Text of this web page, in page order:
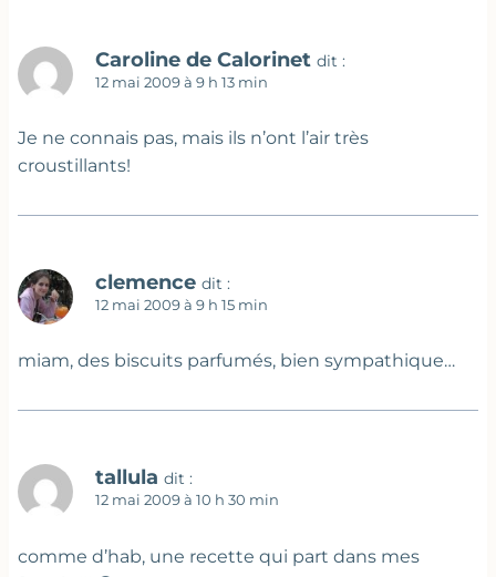
Caroline de Calorinet dit :
12 mai 2009 à 9 h 13 min
Je ne connais pas, mais ils n’ont l’air très
croustillants!
clemence dit :
12 mai 2009 à 9 h 15 min
miam, des biscuits parfumés, bien sympathique…
tallula dit :
12 mai 2009 à 10 h 30 min
comme d’hab, une recette qui part dans mes